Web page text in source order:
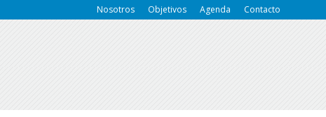
Nosotros Objetivos Agenda Contacto